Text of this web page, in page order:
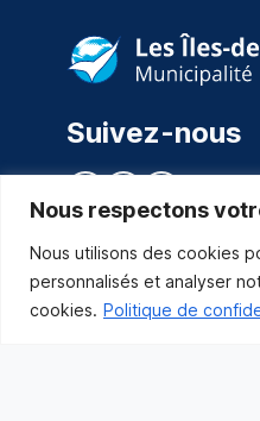
Nous respectons
Nous utilisons des cookies
personnalisés et analyser
cookies. Politique de
Suivez-nous